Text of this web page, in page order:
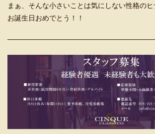
まぁ、そんな小さいことは気にしない性格の
お誕生日おめでとう！！